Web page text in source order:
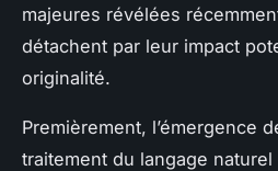
majeures révélées
détachent par leur impact
originalité.
Premièrement, l’émergence
traitement du langage naturel